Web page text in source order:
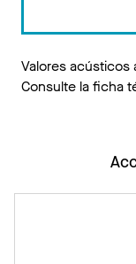
Valores acústicos
Consulte la ficha